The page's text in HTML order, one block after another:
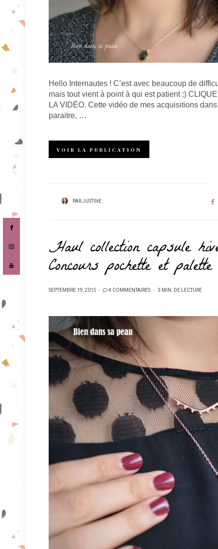
Hello Internautes ! C’est avec beaucoup de
mais tout vient à point à qui est patient ;)
LA VIDÉO. Cette vidéo de mes acquisitions
paraitre, …
VOIR LA PUBLICATION
PARJUSTINE
Haul collection capsule
Concours pochette et
PUBLIÉ
SEPTEMBRE 19, 2015 4 COMMENTAIRES 3 MIN. DE LECTURE